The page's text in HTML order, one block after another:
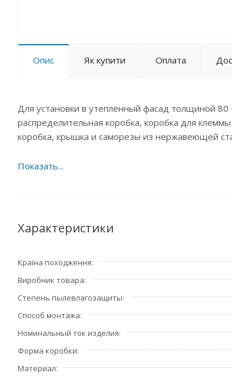
Опис Як купити Оплата
Для установки в утепленный фасад толщиной
распределительная коробка, коробка для
коробка, крышка и саморезы из нержавеющей
Характеристики
Країна походження
Виробник товара
Степень пылевлагозащиты
Способ монтажа
Номинальный ток изделия
Форма коробки
Материал